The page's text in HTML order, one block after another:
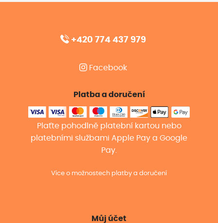
+420 774 437 979
Facebook
Platba a doručení
Plaťte pohodlně platební kartou nebo
platebními službami Apple Pay a Google
Pay.
Více o možnostech platby a doručení
Můj účet